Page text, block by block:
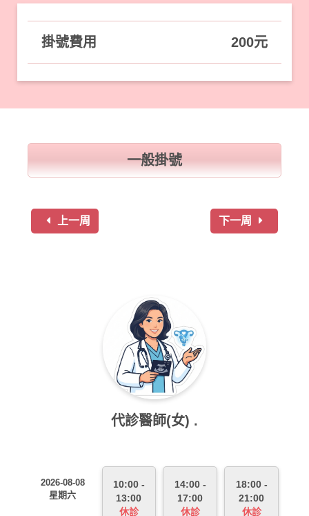
掛號費用 200元
一般掛號
上一周 下一周
代診醫師(女) .
2026-08-08
星期六
10:00 -
13:00
休診
14:00 -
17:00
休診
18:00 -
21:00
休診